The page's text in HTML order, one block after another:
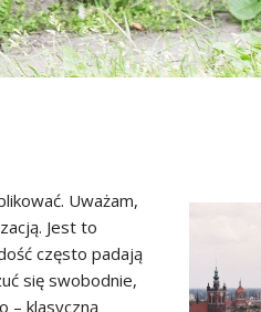
Uważam,
Jest to
często padają
się swobodnie,
– klasyczną